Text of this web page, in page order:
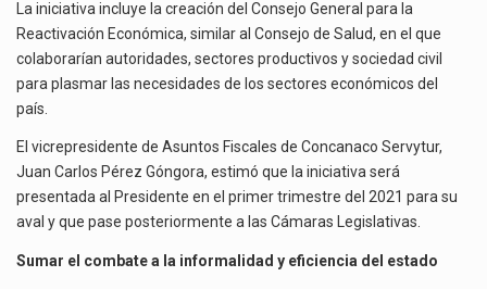
La iniciativa incluye la creación del Consejo General para la
Reactivación Económica, similar al Consejo de Salud, en el que
colaborarían autoridades, sectores productivos y sociedad civil
para plasmar las necesidades de los sectores económicos del
país.
El vicrepresidente de Asuntos Fiscales de Concanaco Servytur,
Juan Carlos Pérez Góngora, estimó que la iniciativa será
presentada al Presidente en el primer trimestre del 2021 para su
aval y que pase posteriormente a las Cámaras Legislativas.
Sumar el combate a la informalidad y eficiencia del estado